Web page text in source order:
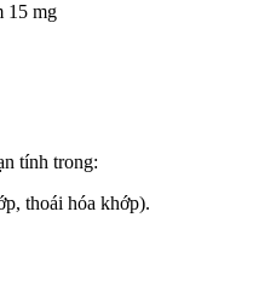
15 mg
tính trong:
thoái hóa khớp).